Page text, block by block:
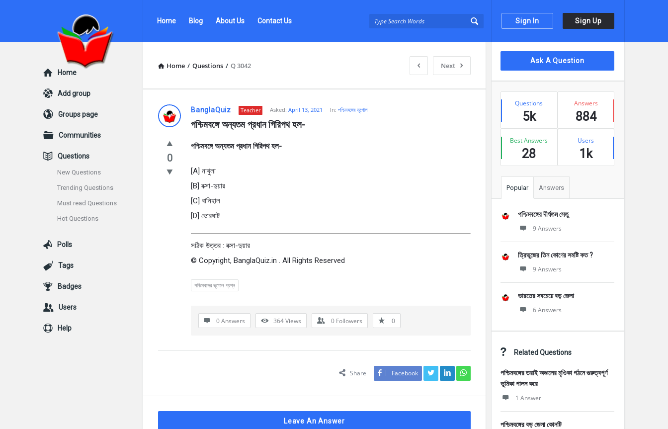
Sign In Sign Up
Questions
BanglaQuiz
Questions
by
BanglaQuiz
Home Blog About Us Contact Us
Home / Questions / Q 3042 Next
Ask
Questions
by
BanglaQuiz
Latest
Questions
BanglaQuiz Teacher Asked: April 13, 2021 In: পশ্চিমবঙ্গের ভূগোল
পশ্চিমবঙ্গে অন্যতম প্রধান গিরিপথ হল-
0
পশ্চিমবঙ্গে অন্যতম প্রধান গিরিপথ হল-
[A] নাথুলা
[B] বক্সা-দুয়ার
[C] বানিহাল
[D] ভােরঘাট
সঠিক উত্তর : বক্সা-দুয়ার
© Copyright, BanglaQuiz.in . All Rights Reserved
পশ্চিমবঙ্গের ভূগোল প্রশ্ন
0 Answers 364Views 0 Followers 0
Share Facebook
Leave An Answer
Sidebar
Ask A Question
StatsQuestions
5k
Answers
884
Best Answers
28
Users
1k
Popular Answers
পশ্চিমবঙ্গের দীর্ঘতম সেতু
9 Answers
ত্রিভুজের তিন কোণের সমষ্টি কত ?
9 Answers
ভারতের সবচেয়ে বড় জেলা
6 Answers
Related Questions
পশ্চিমবঙ্গের তরাই অঞ্চলের মৃওিকা গঠনে গুরুত্বপূর্ণ
ভূমিকা পালন করে
1 Answer
পশ্চিমবঙ্গের বড় জেলা কোনটি
Explore
Home
Add group
Groups page
Communities
Questions
New Questions
Trending Questions
Must read Questions
Hot Questions
Polls
Tags
Badges
Users
Help